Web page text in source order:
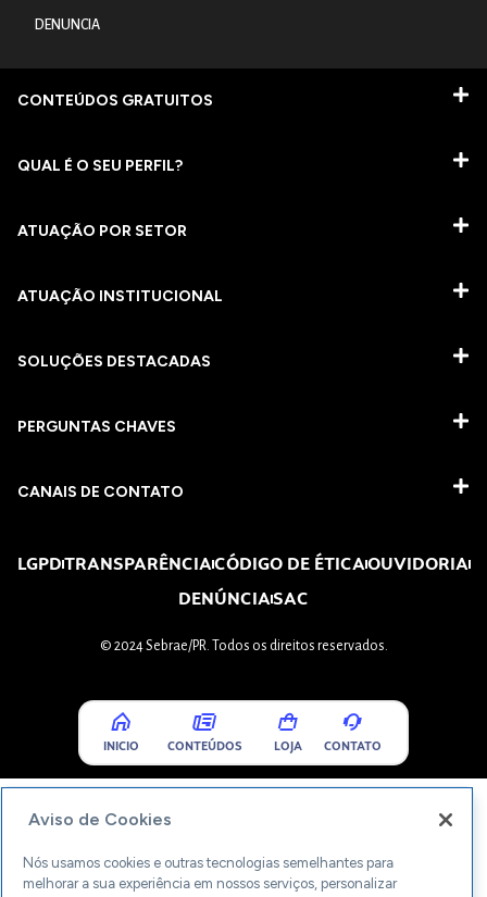
DENUNCIA
CONTEÚDOS GRATUITOS
QUAL É O SEU PERFIL?
ATUAÇÃO POR SETOR
ATUAÇÃO INSTITUCIONAL
SOLUÇÕES DESTACADAS
PERGUNTAS CHAVES​
CANAIS DE CONTATO
LGPDTRANSPARÊNCIACÓDIGO DE ÉTICAOUVIDORIA
DENÚNCIASAC
© 2024 Sebrae/PR. Todos os direitos reservados.
INICIO CONTEÚDOS LOJA CONTATO
Aviso de Cookies
Nós usamos cookies e outras tecnologias semelhantes para
melhorar a sua experiência em nossos serviços, personalizar